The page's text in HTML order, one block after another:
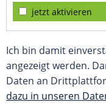
jetzt aktivieren
Ich bin damit
angezeigt werden.
Daten an
dazu in unseren